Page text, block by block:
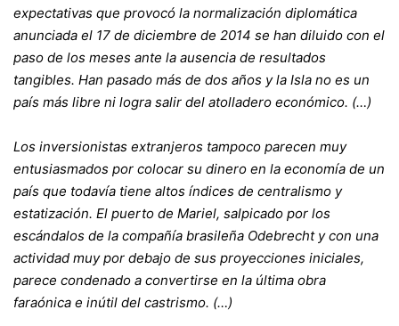
expectativas que provocó la normalización diplomática
anunciada el 17 de diciembre de 2014 se han diluido con el
paso de los meses ante la ausencia de resultados
tangibles. Han pasado más de dos años y la Isla no es un
país más libre ni logra salir del atolladero económico. (…)
Los inversionistas extranjeros tampoco parecen muy
entusiasmados por colocar su dinero en la economía de un
país que todavía tiene altos índices de centralismo y
estatización. El puerto de Mariel, salpicado por los
escándalos de la compañía brasileña Odebrecht y con una
actividad muy por debajo de sus proyecciones iniciales,
parece condenado a convertirse en la última obra
faraónica e inútil del castrismo. (…)